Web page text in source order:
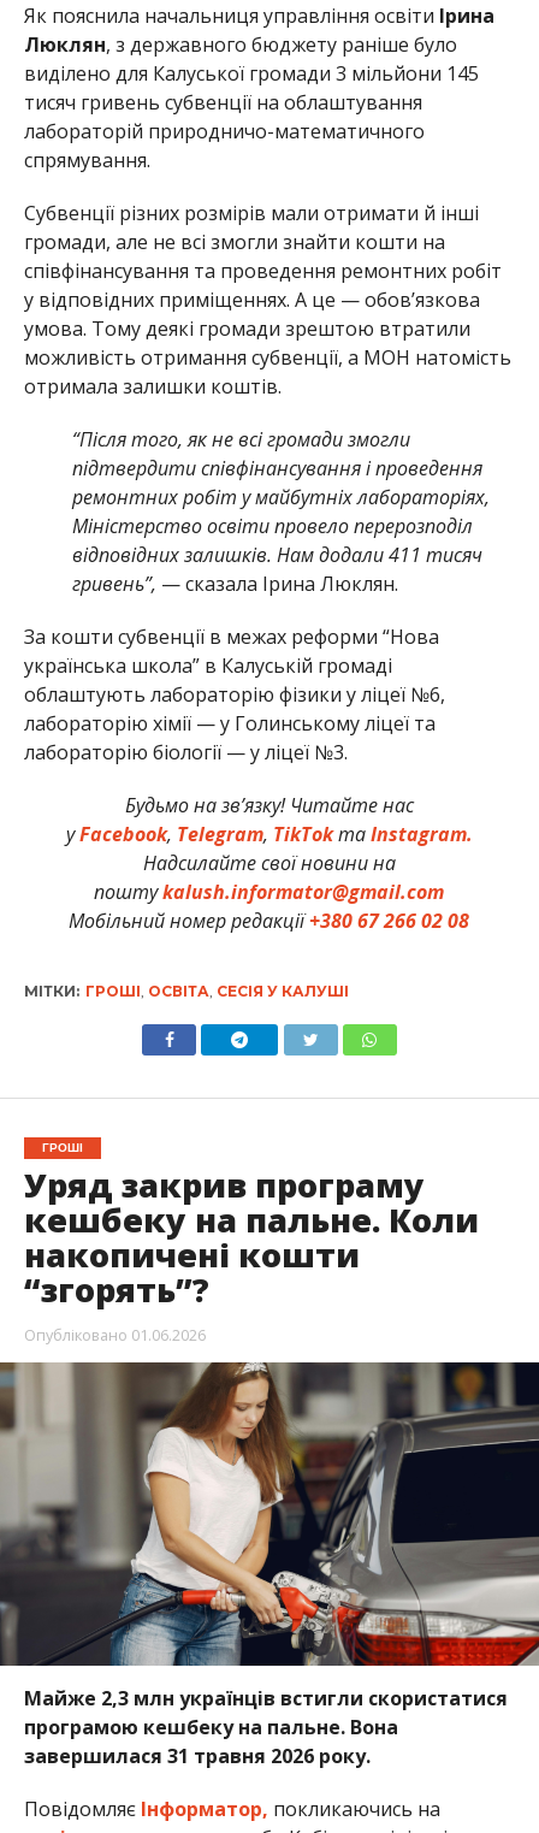
Як пояснила начальниця управління освіти Ірина
Люклян, з державного бюджету раніше було
виділено для Калуської громади 3 мільйони 145
тисяч гривень субвенції на облаштування
лабораторій природничо-математичного
спрямування.
Субвенції різних розмірів мали отримати й інші
громади, але не всі змогли знайти кошти на
співфінансування та проведення ремонтних робіт
у відповідних приміщеннях. А це — обов’язкова
умова. Тому деякі громади зрештою втратили
можливість отримання субвенції, а МОН натомість
отримала залишки коштів.
“Після того, як не всі громади змогли
підтвердити співфінансування і проведення
ремонтних робіт у майбутніх лабораторіях,
Міністерство освіти провело перерозподіл
відповідних залишків. Нам додали 411 тисяч
гривень”, — сказала Ірина Люклян.
За кошти субвенції в межах реформи “Нова
українська школа” в Калуській громаді
облаштують лабораторію фізики у ліцеї №6,
лабораторію хімії — у Голинському ліцеї та
лабораторію біології — у ліцеї №3.
Будьмо на зв’язку! Читайте нас
уFacebook, Telegram, TikTokтаInstagram.
Надсилайте свої новини на
поштуkalush.informator@gmail.com
Мобільний номер редакції+380 67 266 02 08
МІТКИ: ГРОШІ ОСВІТА СЕСІЯ У КАЛУШІ
ГРОШІ
Уряд закрив програму
кешбеку на пальне. Коли
накопичені кошти
“згорять”?
Опубліковано 01.06.2026
Майже 2,3 млн українців встигли скористатися
програмою кешбеку на пальне. Вона
завершилася 31 травня 2026 року.
Повідомляє Інформатор, покликаючись на